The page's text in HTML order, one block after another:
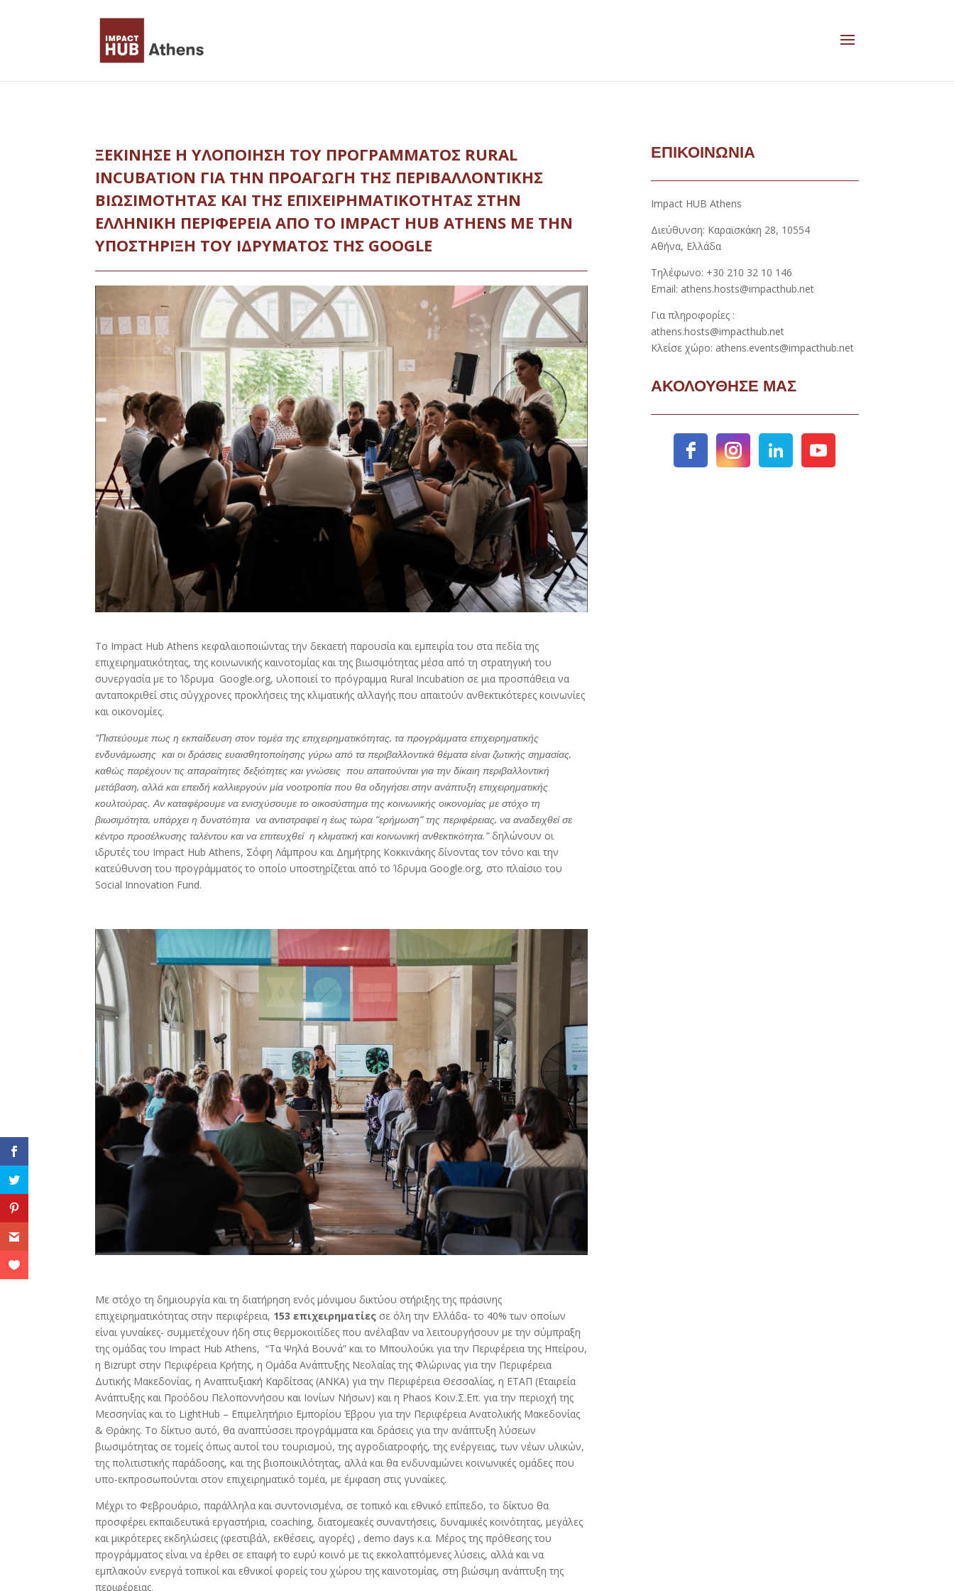
ΞΕΚΊΝΗΣΕ Η ΥΛΟΠΟΊΗΣΗ ΤΟΥ ΠΡΟΓΡΆΜΜΑΤΟΣ RURAL
INCUBATION ΓΙΑ ΤΗΝ ΠΡΟΑΓΩΓΉ ΤΗΣ ΠΕΡΙΒΑΛΛΟΝΤΙΚΉΣ
ΒΙΩΣΙΜΌΤΗΤΑΣ ΚΑΙ ΤΗΣ ΕΠΙΧΕΙΡΗΜΑΤΙΚΌΤΗΤΑΣ ΣΤΗΝ
ΕΛΛΗΝΙΚΉ ΠΕΡΙΦΈΡΕΙΑ ΑΠΌ ΤΟ IMPACT HUB ATHENS ΜΕ ΤΗΝ
ΥΠΟΣΤΉΡΙΞΗ ΤΟΥ ΙΔΡΎΜΑΤΟΣ ΤΗΣ GOOGLE
Το Impact Hub Athens κεφαλαιοποιώντας την δεκαετή παρουσία και εμπειρία του στα πεδία της
επιχειρηματικότητας, της κοινωνικής καινοτομίας και της βιωσιμότητας μέσα από τη στρατηγική του
συνεργασία με το Ίδρυμα Google.org, υλοποιεί το πρόγραμμα Rural Incubation σε μια προσπάθεια να
ανταποκριθεί στις σύγχρονες προκλήσεις της κλιματικής αλλαγής που απαιτούν ανθεκτικότερες κοινωνίες
και οικονομίες.
“Πιστεύουμε πως η εκπαίδευση στον τομέα της επιχειρηματικότητας, τα προγράμματα επιχειρηματικής
ενδυνάμωσης και οι δράσεις ευαισθητοποίησης γύρω από τα περιβαλλοντικά θέματα είναι ζωτικής σημασίας,
καθώς παρέχουν τις απαραίτητες δεξιότητες και γνώσεις που απαιτούνται για την δίκαιη περιβαλλοντική
μετάβαση, αλλά και επειδή καλλιεργούν μία νοοτροπία που θα οδηγήσει στην ανάπτυξη επιχειρηματικής
κουλτούρας. Αν καταφέρουμε να ενισχύσουμε το οικοσύστημα της κοινωνικής οικονομίας με στόχο τη
βιωσιμότητα, υπάρχει η δυνατότητα να αντιστραφεί η έως τώρα “ερήμωση” της περιφέρειας, να αναδειχθεί σε
κέντρο προσέλκυσης ταλέντου και να επιτευχθεί η κλιματική και κοινωνική ανθεκτικότητα.” δηλώνουν οι
ιδρυτές του Impact Hub Athens, Σόφη Λάμπρου και Δημήτρης Κοκκινάκης δίνοντας τον τόνο και την
κατεύθυνση του προγράμματος το οποίο υποστηρίζεται από το Ίδρυμα Google.org, στο πλαίσιο του
Social Innovation Fund.
Με στόχο τη δημιουργία και τη διατήρηση ενός μόνιμου δικτύου στήριξης της πράσινης
επιχειρηματικότητας στην περιφέρεια, 153 επιχειρηματίες σε όλη την Ελλάδα-το 40% των οποίων
είναι γυναίκες- συμμετέχουν ήδη στις θερμοκοιτίδες που ανέλαβαν να λειτουργήσουν με την σύμπραξη
της ομάδας του Impact Hub Athens, “Τα Ψηλά Βουνά” και το Μπουλούκι για την Περιφέρεια της Ηπείρου,
η Bizrupt στην Περιφέρεια Κρήτης, η Ομάδα Ανάπτυξης Νεολαίας της Φλώρινας για την Περιφέρεια
Δυτικής Μακεδονίας, η Αναπτυξιακή Καρδίτσας (ΑΝΚΑ) για την Περιφέρεια Θεσσαλίας, η ΕΤΑΠ (Εταιρεία
Ανάπτυξης και Προόδου Πελοποννήσου και Ιονίων Νήσων) και η Phaos Κοιν.Σ.Επ. για την περιοχή της
Μεσσηνίας και το LightHub – Επιμελητήριο Εμπορίου Έβρου για την Περιφέρεια Ανατολικής Μακεδονίας
& Θράκης. Το δίκτυο αυτό, θα αναπτύσσει προγράμματα και δράσεις για την ανάπτυξη λύσεων
βιωσιμότητας σε τομείς όπως αυτοί του τουρισμού, της αγροδιατροφής, της ενέργειας, των νέωνυλικών,
της πολιτιστικής παράδοσης, και της βιοποικιλότητας, αλλά και θα ενδυναμώνει κοινωνικές ομάδες που
υπο-εκπροσωπούνται στον επιχειρηματικό τομέα, με έμφαση στις γυναίκες.
Μέχρι το Φεβρουάριο, παράλληλα και συντονισμένα, σε τοπικό και εθνικό επίπεδο, το δίκτυο θα
προσφέρει εκπαιδευτικά εργαστήρια, coaching, διατομεακές συναντήσεις, δυναμικές κοινότητας, μεγάλες
και μικρότερες εκδηλώσεις (φεστιβάλ, εκθέσεις, αγορές) , demo days κ.α. Μέρος της πρόθεσης του
προγράμματος είναι να έρθει σε επαφή το ευρύ κοινό με τις εκκολαπτόμενες λύσεις, αλλά και να
εμπλακούν ενεργά τοπικοί και εθνικοί φορείς του χώρου της καινοτομίας, στη βιώσιμη ανάπτυξη της
περιφέρειας.
ΕΠΙΚΟΙΝΩΝΙΑ
Impact HUB Athens
Διεύθυνση: Καραϊσκάκη 28, 10554
Αθήνα, Ελλάδα
Τηλέφωνο: +30 210 32 10 146
Email: athens.hosts@impacthub.net
Για πληροφορίες :
athens.hosts@impacthub.net
Κλείσε χώρο: athens.events@impacthub.net
ΑΚΟΛΟΥΘΗΣΕ ΜΑΣ